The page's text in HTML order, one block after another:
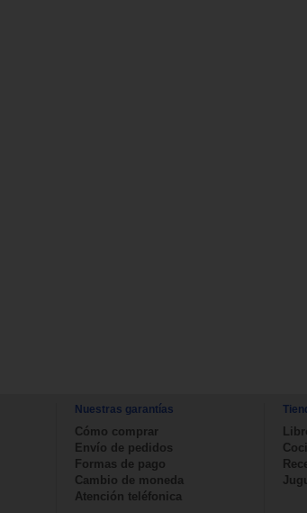
Nuestras garantías
Cómo comprar
Envío de pedidos
Formas de pago
Cambio de moneda
Atención teléfonica